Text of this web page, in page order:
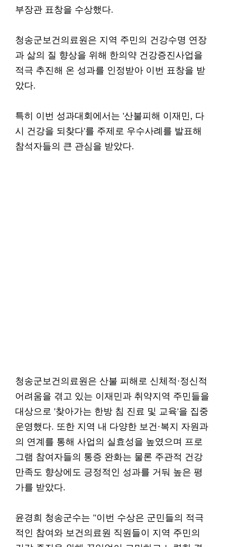
부장관 표창을 수상했다.
청송군보건의료원은 지역 주민의 건강수명 연장
과 삶의 질 향상을 위해 한의약 건강증진사업을
적극 추진해 온 성과를 인정받아 이번 표창을 받
았다.
특히 이번 성과대회에서는 '산불피해 이재민, 다
시 건강을 되찾다'를 주제로 우수사례를 발표해
참석자들의 큰 관심을 받았다.
청송군보건의료원은 산불 피해로 신체적·정신적
어려움을 겪고 있는 이재민과 취약지역 주민들을
대상으로 '찾아가는 한방 침 진료 및 교육'을 집중
운영했다. 또한 지역 내 다양한 보건·복지 자원과
의 연계를 통해 사업의 실효성을 높였으며 프로
그램 참여자들의 통증 완화는 물론 주관적 건강
만족도 향상에도 긍정적인 성과를 거둬 높은 평
가를 받았다.
윤경희 청송군수는 "이번 수상은 군민들의 적극
적인 참여와 보건의료원 직원들이 지역 주민의